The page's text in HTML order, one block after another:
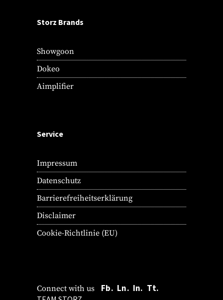
Storz Brands
Showgoon
Dokeo
Aimplifier
Service
Impressum
Datenschutz
Barrierefreiheitserklärung
Disclaimer
Cookie-Richtlinie (EU)
Connect with us Fb. Ln. In. Tt.